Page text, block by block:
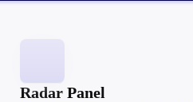
Radar Panel